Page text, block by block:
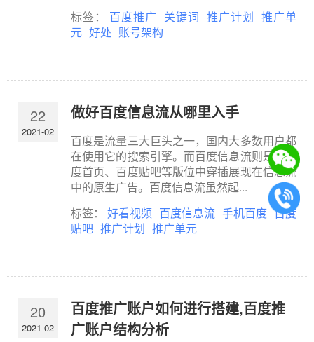
标签： 百度推广 关键词 推广计划 推广单
元 好处 账号架构
22
2021-02
做好百度信息流从哪里入手
百度是流量三大巨头之一，国内大多数用户都
在使用它的搜索引擎。而百度信息流则是在百
度首页、百度贴吧等版位中穿插展现在信息流
中的原生广告。百度信息流虽然起...
标签： 好看视频 百度信息流 手机百度 百度
贴吧 推广计划 推广单元
20
2021-02
百度推广账户如何进行搭建,百度推
广账户结构分析